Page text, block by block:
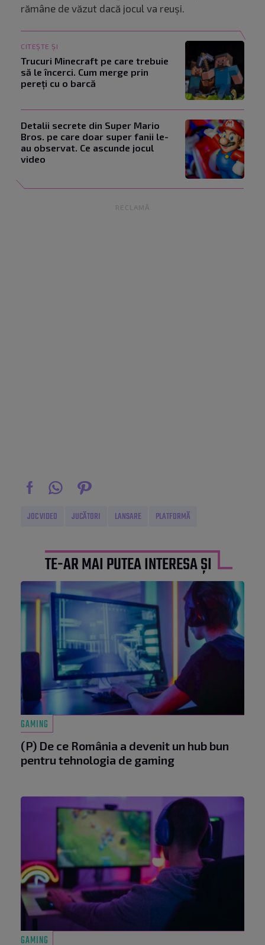
rămâne de văzut dacă jocul va reuși.
CITEȘTE ȘI
Trucuri Minecraft pe care trebuie
să le încerci. Cum merge prin
pereți cu o barcă
Detalii secrete din Super Mario
Bros. pe care doar super fanii le-
au observat. Ce ascunde jocul
video
RECLAMĂ
JOC VIDEO JUCĂTORI LANSARE PLATFORMĂ
TE-AR MAI PUTEA INTERESA ȘI
GAMING
(P) De ce România a devenit un hub bun
pentru tehnologia de gaming
GAMING